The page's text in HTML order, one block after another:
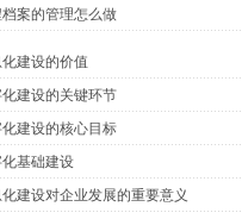
案的管理怎么做
建设的价值
建设的关键环节
建设的核心目标
基础建设
建设对企业发展的重要意义